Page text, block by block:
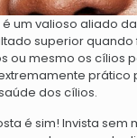
um valioso aliado
superior quando
ou mesmo os cílios
prático
dos cílios.
é sim! Invista sem